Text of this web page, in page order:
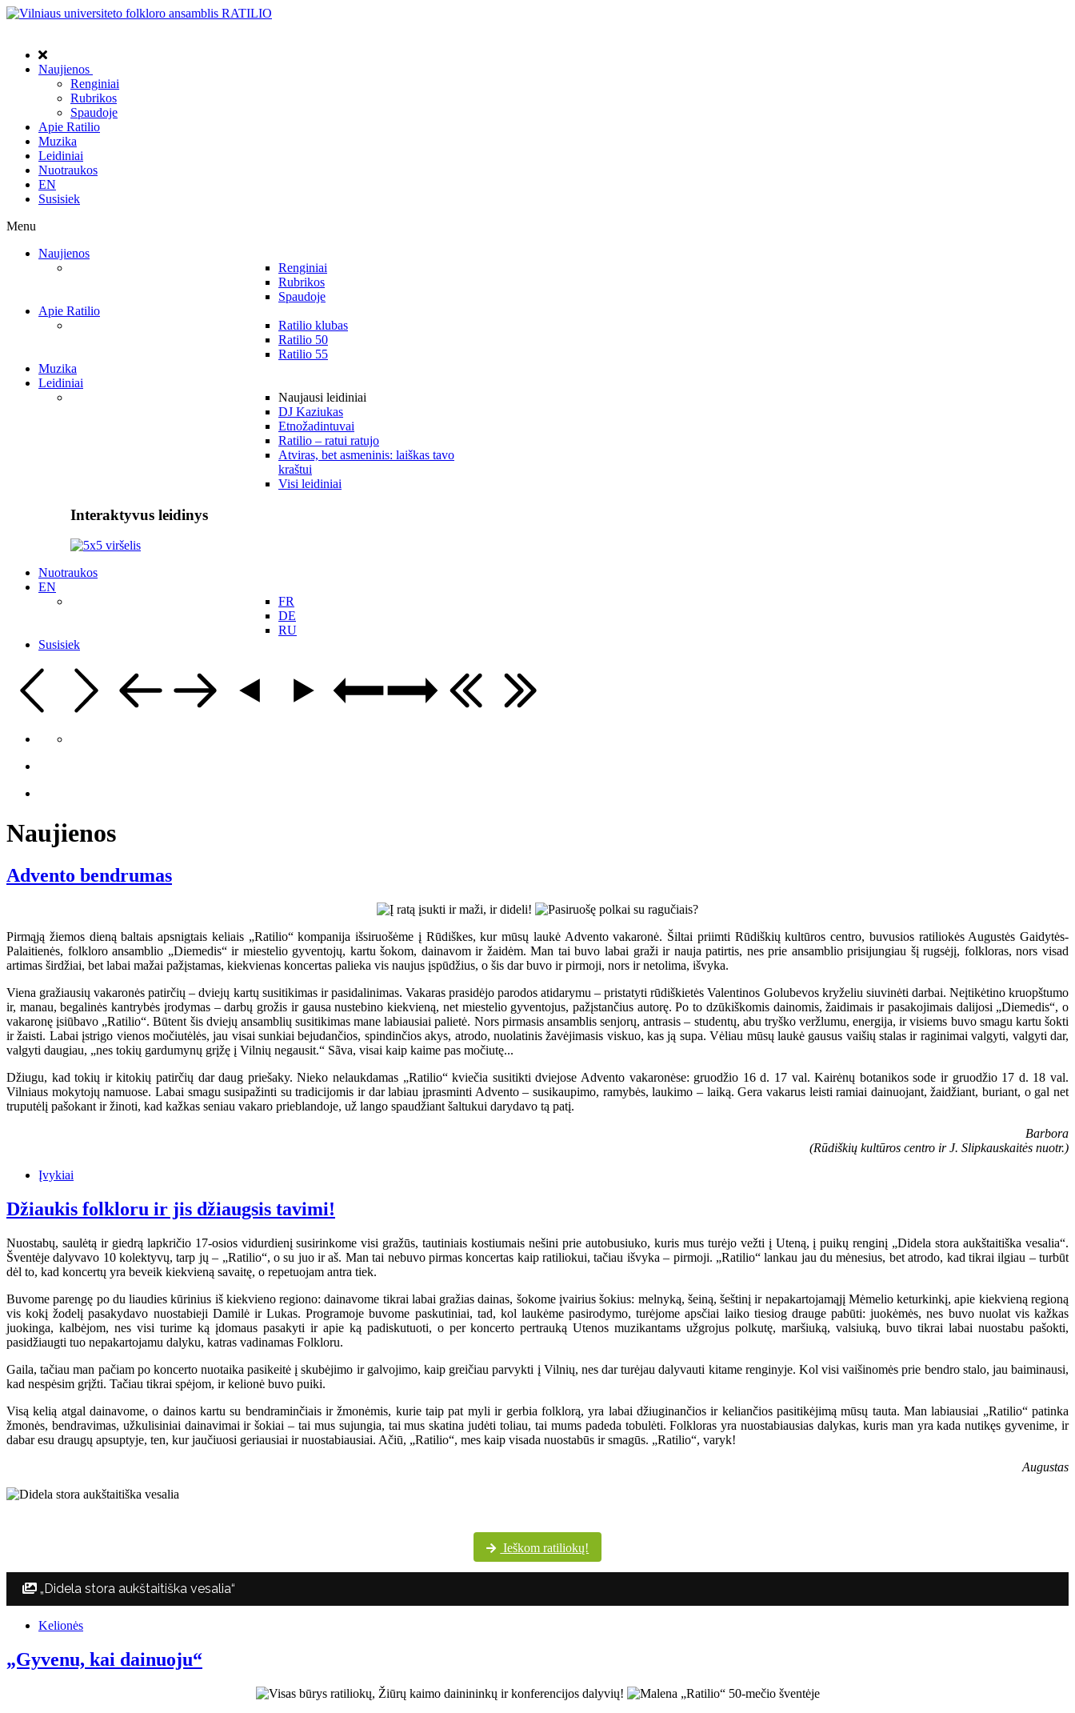
Naujienos
Renginiai
Rubrikos
Spaudoje
Apie Ratilio
Muzika
Leidiniai
Nuotraukos
EN
Susisiek
Menu
Naujienos
Renginiai
Rubrikos
Spaudoje
Apie Ratilio
Ratilio klubas
Ratilio 50
Ratilio 55
Muzika
Leidiniai
Naujausi leidiniai
DJ Kaziukas
Etnožadintuvai
Ratilio – ratui ratujo
Atviras, bet asmeninis: laiškas tavo
kraštui
Visi leidiniai
Interaktyvus leidinys
Nuotraukos
EN
FR
DE
RU
Susisiek
Naujienos
Advento bendrumas
Pirmąją žiemos dieną baltais apsnigtais keliais „Ratilio“ kompanija išsiruošėme į Rūdiškes, kur mūsų laukė Advento vakaronė. Šiltai priimti Rūdiškių kultūros centro, buvusios ratiliokės Augustės Gaidytės-
Palaitienės, folkloro ansamblio „Diemedis“ ir miestelio gyventojų, kartu šokom, dainavom ir žaidėm. Man tai buvo labai graži ir nauja patirtis, nes prie ansamblio prisijungiau šį rugsėjį, folkloras, nors visad
artimas širdžiai, bet labai mažai pažįstamas, kiekvienas koncertas palieka vis naujus įspūdžius, o šis dar buvo ir pirmoji, nors ir netolima, išvyka.
Viena gražiausių vakaronės patirčių – dviejų kartų susitikimas ir pasidalinimas. Vakaras prasidėjo parodos atidarymu – pristatyti rūdiškietės Valentinos Golubevos kryželiu siuvinėti darbai. Neįtikėtino kruopštumo
ir, manau, begalinės kantrybės įrodymas – darbų grožis ir gausa nustebino kiekvieną, net miestelio gyventojus, pažįstančius autorę. Po to dzūkiškomis dainomis, žaidimais ir pasakojimais dalijosi „Diemedis“, o
vakaronę įsiūbavo „Ratilio“. Būtent šis dviejų ansamblių susitikimas mane labiausiai palietė. Nors pirmasis ansamblis senjorų, antrasis – studentų, abu tryško veržlumu, energija, ir visiems buvo smagu kartu šokti
ir žaisti. Labai įstrigo vienos močiutėlės, jau visai sunkiai bejudančios, spindinčios akys, atrodo, nuolatinis žavėjimasis viskuo, kas ją supa. Vėliau mūsų laukė gausus vaišių stalas ir raginimai valgyti, valgyti dar,
valgyti daugiau, „nes tokių gardumynų grįžę į Vilnių negausit.“ Sãva, visai kaip kaime pas močiutę...
Džiugu, kad tokių ir kitokių patirčių dar daug priešaky. Nieko nelaukdamas „Ratilio“ kviečia susitikti dviejose Advento vakaronėse: gruodžio 16 d. 17 val. Kairėnų botanikos sode ir gruodžio 17 d. 18 val.
Vilniaus mokytojų namuose. Labai smagu susipažinti su tradicijomis ir dar labiau įprasminti Advento – susikaupimo, ramybės, laukimo – laiką. Gera vakarus leisti ramiai dainuojant, žaidžiant, buriant, o gal net
truputėlį pašokant ir žinoti, kad kažkas seniau vakaro prieblandoje, už lango spaudžiant šaltukui darydavo tą patį.
Barbora
(Rūdiškių kultūros centro ir J. Slipkauskaitės nuotr.)
Įvykiai
Džiaukis folkloru ir jis džiaugsis tavimi!
Nuostabų, saulėtą ir giedrą lapkričio 17-osios vidurdienį susirinkome visi gražūs, tautiniais kostiumais nešini prie autobusiuko, kuris mus turėjo vežti į Uteną, į puikų renginį „Didela stora aukštaitiška vesalia“.
Šventėje dalyvavo 10 kolektyvų, tarp jų – „Ratilio“, o su juo ir aš. Man tai nebuvo pirmas koncertas kaip ratiliokui, tačiau išvyka – pirmoji. „Ratilio“ lankau jau du mėnesius, bet atrodo, kad tikrai ilgiau – turbūt
dėl to, kad koncertų yra beveik kiekvieną savaitę, o repetuojam antra tiek.
Buvome parengę po du liaudies kūrinius iš kiekvieno regiono: dainavome tikrai labai gražias dainas, šokome įvairius šokius: melnyką, šeiną, šeštinį ir nepakartojamąjį Mėmelio keturkinkį, apie kiekvieną regioną
vis kokį žodelį pasakydavo nuostabieji Damilė ir Lukas. Programoje buvome paskutiniai, tad, kol laukėme pasirodymo, turėjome apsčiai laiko tiesiog drauge pabūti: juokėmės, nes buvo nuolat vis kažkas
juokinga, kalbėjom, nes visi turime ką įdomaus pasakyti ir apie ką padiskutuoti, o per koncerto pertrauką Utenos muzikantams užgrojus polkutę, maršiuką, valsiuką, buvo tikrai labai nuostabu pašokti,
pasidžiaugti tuo nepakartojamu dalyku, katras vadinamas Folkloru.
Gaila, tačiau man pačiam po koncerto nuotaika pasikeitė į skubėjimo ir galvojimo, kaip greičiau parvykti į Vilnių, nes dar turėjau dalyvauti kitame renginyje. Kol visi vaišinomės prie bendro stalo, jau baiminausi,
kad nespėsim grįžti. Tačiau tikrai spėjom, ir kelionė buvo puiki.
Visą kelią atgal dainavome, o dainos kartu su bendraminčiais ir žmonėmis, kurie taip pat myli ir gerbia folklorą, yra labai džiuginančios ir keliančios pasitikėjimą mūsų tauta. Man labiausiai „Ratilio“ patinka
žmonės, bendravimas, užkulisiniai dainavimai ir šokiai – tai mus sujungia, tai mus skatina judėti toliau, tai mums padeda tobulėti. Folkloras yra nuostabiausias dalykas, kuris man yra kada nutikęs gyvenime, ir
dabar esu draugų apsuptyje, ten, kur jaučiuosi geriausiai ir nuostabiausiai. Ačiū, „Ratilio“, mes kaip visada nuostabūs ir smagūs. „Ratilio“, varyk!
Augustas
Ieškom ratiliokų!
„Didela stora aukštaitiška vesalia“
Kelionės
„Gyvenu, kai dainuoju“